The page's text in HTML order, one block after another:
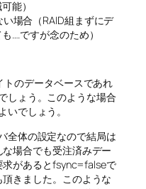
能）
場合（RAID組まずにデ
….ですが念のため）
トのデータベースであれ
しょう。このような場合
でしょう。
全体の設定なので結局は
な場合でも受注済みデー
求があるとfsync=falseで
きました。このような